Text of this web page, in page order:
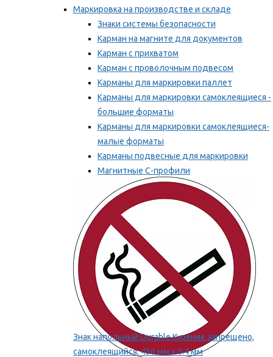
Маркировка на производстве и складе
Знаки системы безопасности
Карман на магните для документов
Карман с прихватом
Карман с проволочным подвесом
Карманы для маркировки паллет
Карманы для маркировки самоклеящиеся -
большие форматы
Карманы для маркировки самоклеящиеся-
малые форматы
Карманы подвесные для маркировки
Магнитные С-профили
Напольная маркировка
Мы рекомендуем
Знак напольный Durable Курение запрещено,
самоклеящийся, 430 мм х 0.4 мм